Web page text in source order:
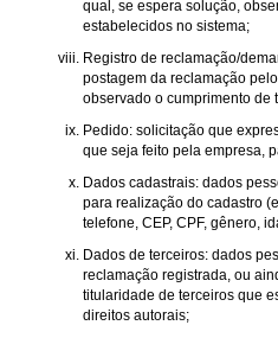
qual, se espera solução,
estabelecidos no sistema;
Registro de reclamação/
postagem da reclamação
observado o cumprimento de
Pedido: solicitação que
que seja feito pela empresa,
Dados cadastrais: dados
para realização do cadastro
telefone, CEP, CPF, gênero,
Dados de terceiros: dados
reclamação registrada, ou
titularidade de terceiros que
direitos autorais;